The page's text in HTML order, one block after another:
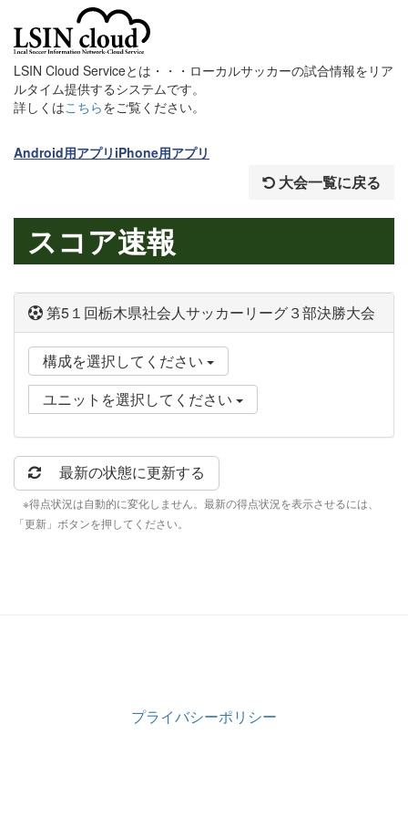
LSIN Cloud Serviceとは・・・ローカルサッカーの試合情報をリア
ルタイム提供するシステムです。
詳しくはこちらをご覧ください。
Android用アプリ iPhone用アプリ
大会一覧に戻る
スコア速報
第5１回栃木県社会人サッカーリーグ３部決勝大会
構成を選択してください
ユニットを選択してください
最新の状態に更新する
※得点状況は自動的に変化しません。最新の得点状況を表示させるには、
「更新」ボタンを押してください。
プライバシーポリシー